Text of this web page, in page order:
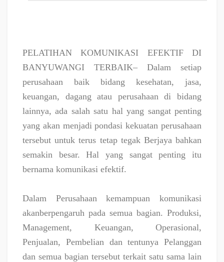
PELATIHAN KOMUNIKASI EFEKTIF DI
BANYUWANGI TERBAIK– Dalam setiap
perusahaan baik bidang kesehatan, jasa,
keuangan, dagang atau perusahaan di bidang
lainnya, ada salah satu hal yang sangat penting
yang akan menjadi pondasi kekuatan perusahaan
tersebut untuk terus tetap tegak Berjaya bahkan
semakin besar. Hal yang sangat penting itu
bernama komunikasi efektif.
Dalam Perusahaan kemampuan komunikasi
akanberpengaruh pada semua bagian. Produksi,
Management, Keuangan, Operasional,
Penjualan, Pembelian dan tentunya Pelanggan
dan semua bagian tersebut terkait satu sama lain